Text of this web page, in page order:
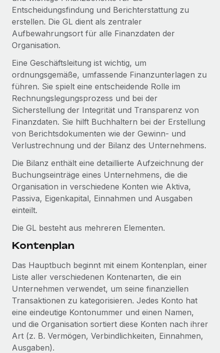
Globales Onboarding und Verwalten von
Freelancer:innen
PEO
Auslagern von komplexen HR-Aufgaben
INFRASTRUKTUR
Remote Embedded
Nahtlose Integration der HR in bestehende Abläufe
Plattform
Verknüpfen
Neu
Verknüpfung beliebiger KI-Tools mit Remote über unser
MCP
Integrationen
Prozessoptimierung mit unverzichtbaren Business-
Tools
Frag unsere Expert:innen
Hilfe von Expert:innen für globale HR & Compliance
Background-Checks
Einfacheres Bewerber:innen-Screening
Compliance Watchtower
Startups
Unternehmen
Mittelstand
Maßgeschneiderte HR-Lösungen, um Teams zu
vergrößern
Enterprise
Globale HR für Konzerne und Großunternehmen
PARTNER WERDEN
Strategische Technologiepartner
Flexible Einbettung von Global-HR-Funktionen in deine
Plattform
Entdecke die Möglichkeiten einer Partnerschaft
Remote Build Demnächst verfügbar
Beratung zu Integrationen und KI-Automatisierung
FALLSTUDIEN
So hat der KI-Vorreiter Weaviate sein Team mit
Remote um 120 % vergrößert
Gesamtbeschäftigungskosten
Honorarzahlungen berechnen
Informationen zu möglichen Währungen und
LERNEN MIT REMOTE
Forschung und Leitfäden
Fallstudien
HR-Glossar
Checklisten und Vorlagen
Bibliothek für Stellenbeschreibungen
Webinare
Events
Newsroom
Informationen zu Gehältern und Qualifikationen
Hol dir Unterstützung
Alle Ressourcen anzeigen
Nederlands
Français
Deutsch
Español
Italiano
Português (Portugal)
日本語
한국어
中文（简体）
Anmelden
Entscheidungsfindung und Berichterstattung zu
erstellen. Die GL dient als zentraler
Aufbewahrungsort für alle Finanzdaten der
Organisation.
Eine Geschäftsleitung ist wichtig, um
ordnungsgemäße, umfassende Finanzunterlagen zu
führen. Sie spielt eine entscheidende Rolle im
Rechnungslegungsprozess und bei der
Sicherstellung der Integrität und Transparenz von
Finanzdaten. Sie hilft Buchhaltern bei der Erstellung
von Berichtsdokumenten wie der Gewinn- und
Verlustrechnung und der Bilanz des Unternehmens.
Die Bilanz enthält eine detaillierte Aufzeichnung der
Buchungseinträge eines Unternehmens, die die
Organisation in verschiedene Konten wie Aktiva,
Passiva, Eigenkapital, Einnahmen und Ausgaben
einteilt.
Die GL besteht aus mehreren Elementen.
Kontenplan
Das Hauptbuch beginnt mit einem Kontenplan, einer
Liste aller verschiedenen Kontenarten, die ein
Unternehmen verwendet, um seine finanziellen
Transaktionen zu kategorisieren. Jedes Konto hat
eine eindeutige Kontonummer und einen Namen,
und die Organisation sortiert diese Konten nach ihrer
Art (z. B. Vermögen, Verbindlichkeiten, Einnahmen,
Ausgaben).